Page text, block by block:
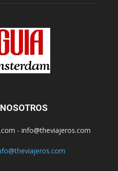
- info@theviajeros.com